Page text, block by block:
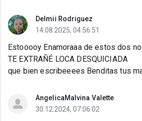
Delmii Rodriguez
14.08.2025, 04:56:51
Estooooy Enamoraaa de estos dos no
TE EXTRAÑÉ LOCA DESQUICIADA
que bien escribeeees Benditas tus
AngelicaMalvina Valette
30.12.2024, 07:06:02